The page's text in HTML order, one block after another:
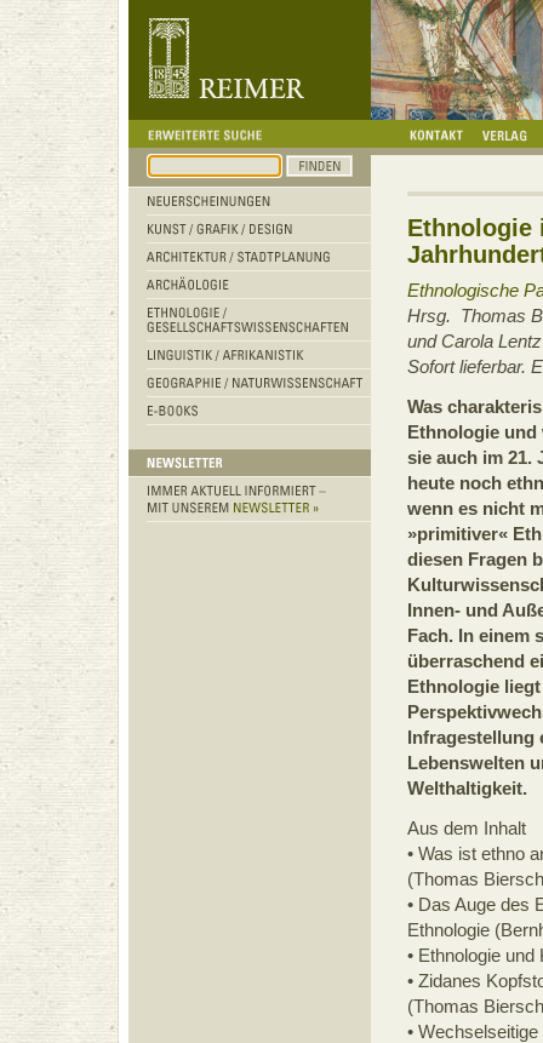
Ethnologie
Ethnologische
Hrsg. Thomas
und Carola Lentz
Sofort lieferbar.
Was
Ethnologie
sie auch im 21.
heute noch
wenn es nicht
»primitiver«
diesen Fragen
Innen- und
Fach. In einem
überraschend
Ethnologie
Infragestellung
Lebenswelten
Welthaltigkeit.
Aus dem Inhalt
• Was ist ethno
(Thomas
• Das Auge des
Ethnologie
• Ethnologie
• Zidanes
(Thomas
•